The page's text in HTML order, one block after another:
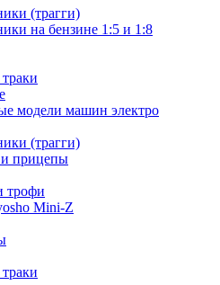
(трагги)
на бензине 1:5 и 1:8
модели машин электро
(трагги)
и прицепы
трофи
Mini-Z